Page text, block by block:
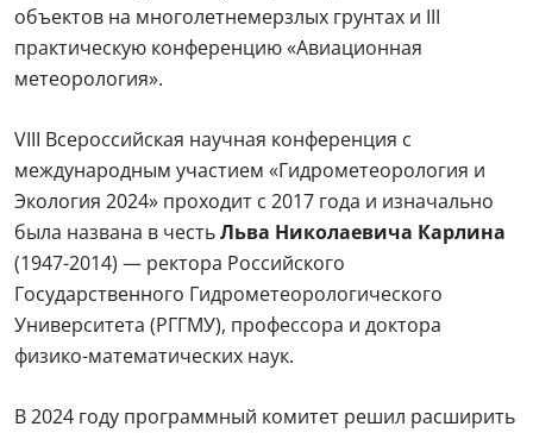
объектов на многолетнемерзлых грунтах и III
практическую конференцию «Авиационная
метеорология».
VIII Всероссийская научная конференция с
международным участием «Гидрометеорология и
Экология 2024» проходит с 2017 года и изначально
была названа в честьЛьва Николаевича Карлина
(1947-2014) — ректора Российского
Государственного Гидрометеорологического
Университета (РГГМУ), профессора и доктора
физико-математических наук.
В 2024 году программный комитет решил расширить